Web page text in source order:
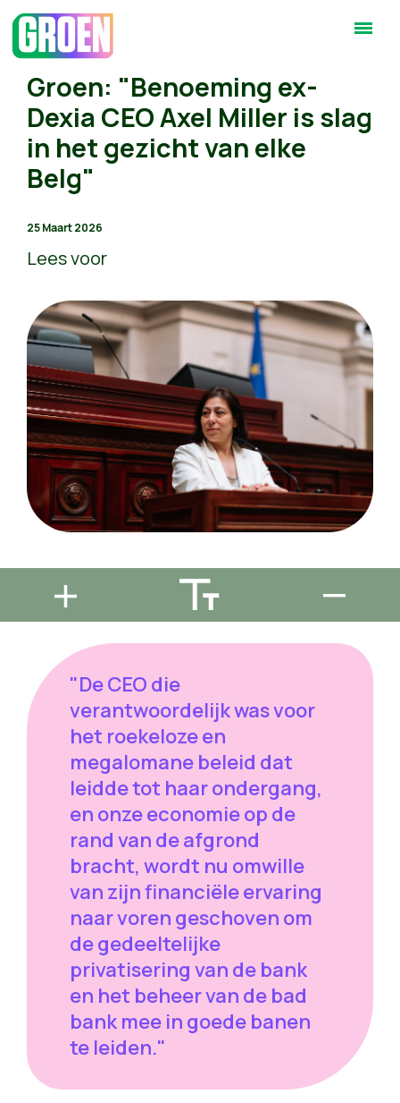
Groen: "Benoeming ex-
Dexia CEO Axel Miller is slag
in het gezicht van elke
Belg"
25 Maart 2026
Lees voor
"De CEO die
verantwoordelijk was voor
het roekeloze en
megalomane beleid dat
leidde tot haar ondergang,
en onze economie op de
rand van de afgrond
bracht, wordt nu omwille
van zijn financiële ervaring
naar voren geschoven om
de gedeeltelijke
privatisering van de bank
en het beheer van de bad
bank mee in goede banen
te leiden."